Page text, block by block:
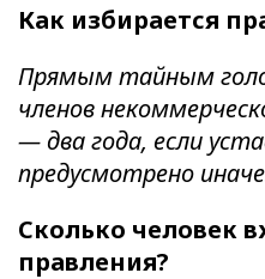
Как избирается
Прямым тайным
членов
— два года, если
предусмотрено
Сколько человек
правления?